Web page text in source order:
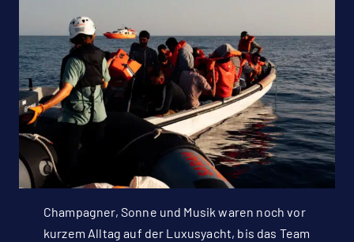
Champagner, Sonne und Musik waren noch vor
kurzem Alltag auf der Luxusyacht, bis das Team